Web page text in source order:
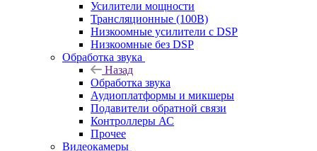
Усилители мощности
Трансляционные (100В)
Низкоомные усилители с DSP
Низкоомные без DSP
Обработка звука
Назад
Обработка звука
Аудиоплатформы и микшеры
Подавители обратной связи
Контроллеры АС
Прочее
Видеокамеры